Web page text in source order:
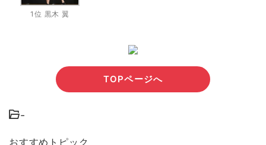
1位 黒木 翼
TOPページへ
-
おすすめトピック